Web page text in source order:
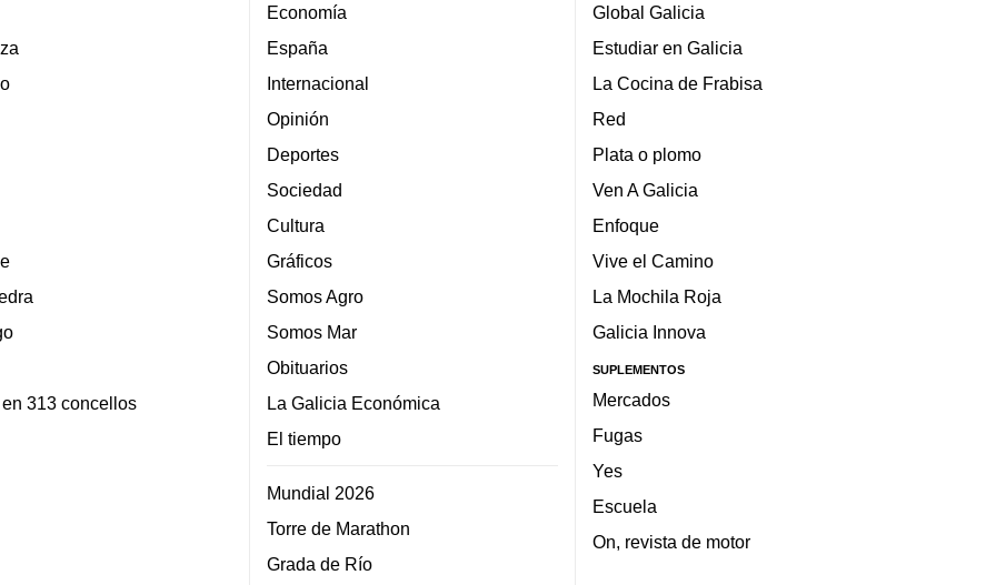
313 concellos
Economía
España
Internacional
Opinión
Deportes
Sociedad
Cultura
Gráficos
Somos Agro
Somos Mar
Obituarios
La Galicia Económica
El tiempo
Mundial 2026
Torre de Marathon
Grada de Río
Global Galicia
Estudiar en Galicia
La Cocina de Frabisa
Red
Plata o plomo
Ven A Galicia
Enfoque
Vive el Camino
La Mochila Roja
Galicia Innova
SUPLEMENTOS
Mercados
Fugas
Yes
Escuela
On, revista de motor